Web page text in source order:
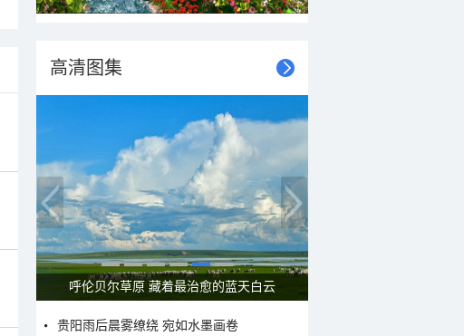
高清图集
呼伦贝尔草原 藏着最治愈的蓝天白云
贵阳雨后晨雾缭绕 宛如水墨画卷